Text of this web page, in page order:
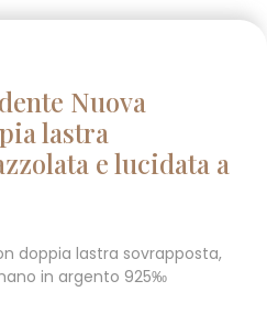
Nuova
lastra
e lucidata a
doppia lastra sovrapposta,
in argento 925‰